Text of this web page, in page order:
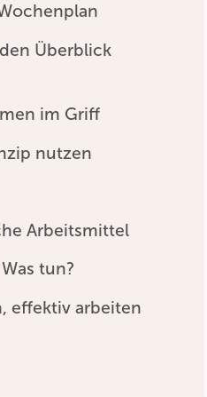
Überblick
im Griff
nutzen
Arbeitsmittel
tun?
effektiv arbeiten